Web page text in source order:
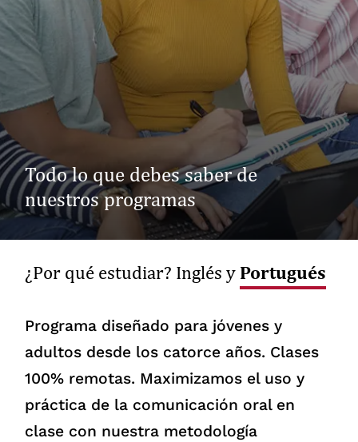
Todo lo que debes saber de
nuestros programas
¿Por qué estudiar? Inglés y Portugués
Programa diseñado para jóvenes y
adultos desde los catorce años. Clases
100% remotas. Maximizamos el uso y
práctica de la comunicación oral en
clase con nuestra metodología